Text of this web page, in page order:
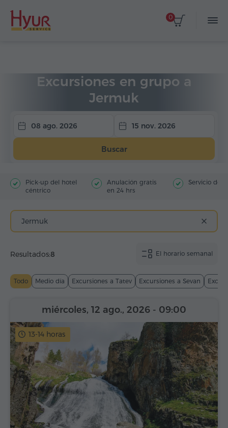
0
Excursiones en grupo a
Jermuk
08 ago. 2026 15 nov. 2026
Buscar
Pick-up del hotel
céntrico
Anulación gratis
en 24 hrs
Servicio de
Jermuk
El horario semanal
Resultados:8
Todo Medio día Excursiones a Tatev Excursiones a Sevan
13-14 horas
miércoles, 12 ago., 2026 - 09:00